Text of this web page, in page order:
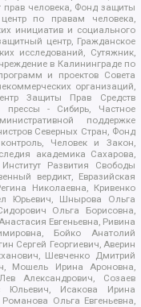
человека, Фонд защиты
центр по правам человека,
инициатив и социального
центр, Гражданское
исследований, Сутяжник,
в Калининграде по
и проектов Совета
организаций,
Защиты Прав Средств
прессы - Сибирь, Частное
поддержке
Северных Стран, Фонд
Человек и Закон,
академика Сахарова,
Развития Свободы
вердикт, Евразийская
Николаевна, Кривенко
Юрьевич, Шнырова Ольга
Ольга Борисовна,
Евгеньевна, Ривина
Бойко Анатолий
Сергей Георгиевич, Аверин
Шевченко Дмитрий
Мошель Ирина Ароновна,
Александрович, Созаев
Юльевич, Исакова Ирина
Ольга Евгеньевна,